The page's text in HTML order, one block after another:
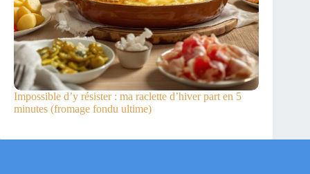
Impossible d’y résister : ma raclette d’hiver part en 5
minutes (fromage fondu ultime)